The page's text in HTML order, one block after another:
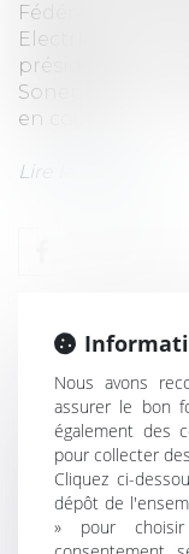
Fédération
Electrique,
présidente et
Sonepar SAS.
en cours.
Lire la décision...
UN
Nous avons
assurer le bon
également des
pour collecter
Cliquez ci-
dépôt de
» pour choisir